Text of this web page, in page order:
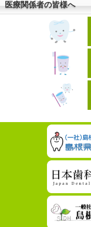
医療関係者の皆様へ